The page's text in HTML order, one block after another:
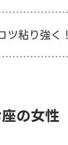
粘り強く！
の女性